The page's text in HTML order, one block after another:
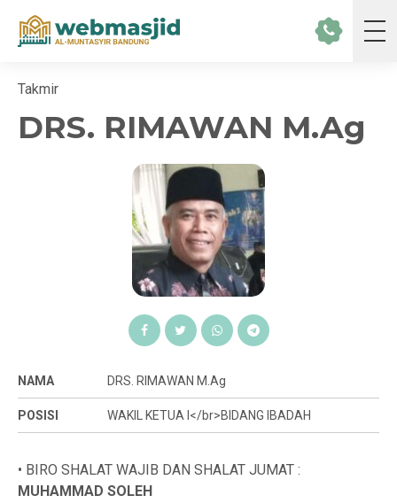
Takmir
DRS. RIMAWAN M.Ag
NAMA DRS. RIMAWAN M.Ag
POSISI WAKIL KETUA I</br>BIDANG IBADAH
• BIRO SHALAT WAJIB DAN SHALAT JUMAT :
MUHAMMAD SOLEH